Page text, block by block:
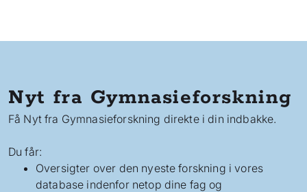
Nyt fra Gymnasieforskning
Få Nyt fra Gymnasieforskning direkte i din indbakke.
Du får:
Oversigter over den nyeste forskning i vores
database indenfor netop dine fag og